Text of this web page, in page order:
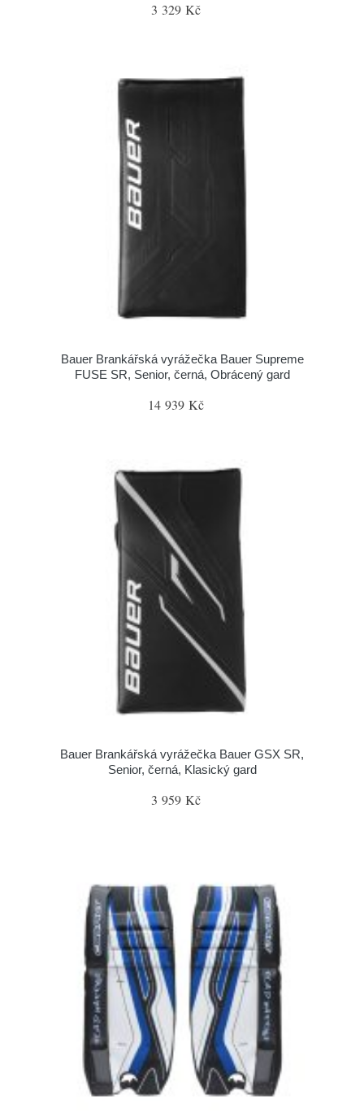
3 329 Kč
Bauer Brankářská vyrážečka Bauer Supreme
FUSE SR, Senior, černá, Obrácený gard
14 939 Kč
Bauer Brankářská vyrážečka Bauer GSX SR,
Senior, černá, Klasický gard
3 959 Kč